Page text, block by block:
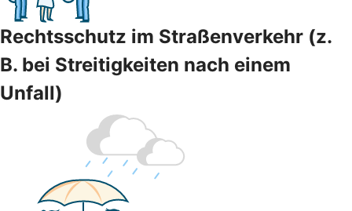
Rechtsschutz im Straßenverkehr (z.
B. bei Streitigkeiten nach einem
Unfall)